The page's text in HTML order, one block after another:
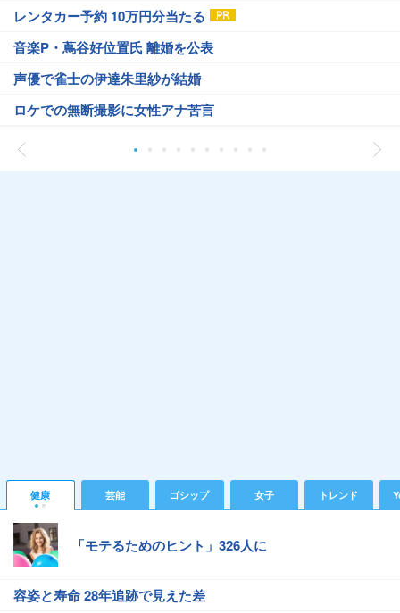
レンタカー予約 10万円分当たる
音楽P・蔦谷好位置氏 離婚を公表
声優で雀士の伊達朱里紗が結婚
ロケでの無断撮影に女性アナ苦言
健康 芸能 ゴシップ 女子 トレンド
「モテるためのヒント」326人に
容姿と寿命 28年追跡で見えた差